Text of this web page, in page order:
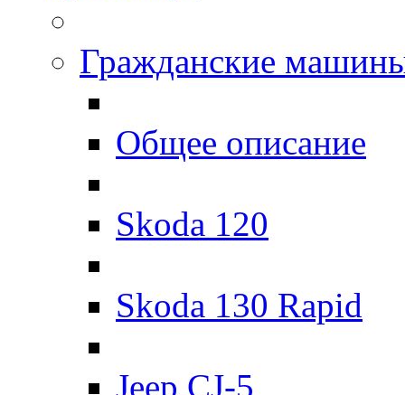
Гражданские
Общее описание
Skoda 120
Skoda 130 Rapid
Jeep CJ-5